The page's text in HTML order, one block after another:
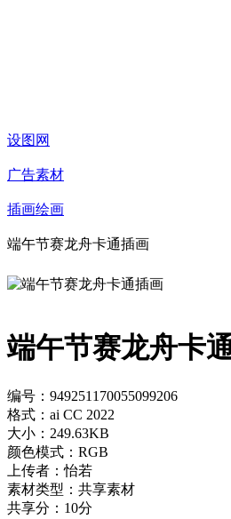
设图网
广告素材
插画绘画
端午节赛龙舟卡通插画
端午节赛龙舟卡
编号：949251170055099206
格式：ai CC 2022
大小：249.63KB
颜色模式：RGB
上传者：怡若
素材类型：共享素材
共享分：10分